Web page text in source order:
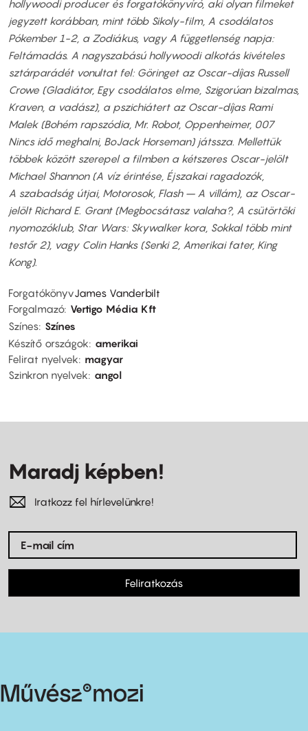
hollywoodi producer és forgatókönyvíró, aki olyan filmeket
jegyzett korábban, mint több Sikoly-film, A csodálatos
Pókember 1-2, a Zodiákus, vagy A függetlenség napja:
Feltámadás. A nagyszabású hollywoodi alkotás kivételes
sztárparádét vonultat fel: Göringet az Oscar-díjas Russell
Crowe (Gladiátor, Egy csodálatos elme, Szigorúan bizalmas,
Kraven, a vadász), a pszichiátert az Oscar-díjas Rami
Malek (Bohém rapszódia, Mr. Robot, Oppenheimer, 007
Nincs idő meghalni, BoJack Horseman) játssza. Mellettük
többek között szerepel a filmben a kétszeres Oscar-jelölt
Michael Shannon (A víz érintése, Éjszakai ragadozók,
A szabadság útjai, Motorosok, Flash – A villám), az Oscar-
jelölt Richard E. Grant (Megbocsátasz valaha?, A csütörtöki
nyomozóklub, Star Wars: Skywalker kora, Sokkal több mint
testőr 2), vagy Colin Hanks (Senki 2, Amerikai fater, King
Kong).
ForgatókönyvJames Vanderbilt
Forgalmazó Vertigo Média Kft
Színes Színes
Készítő országok
amerikai
Felirat nyelvek
magyar
Szinkron nyelvek
angol
Maradj képben!
Iratkozz fel hírlevelünkre!
Feliratkozás